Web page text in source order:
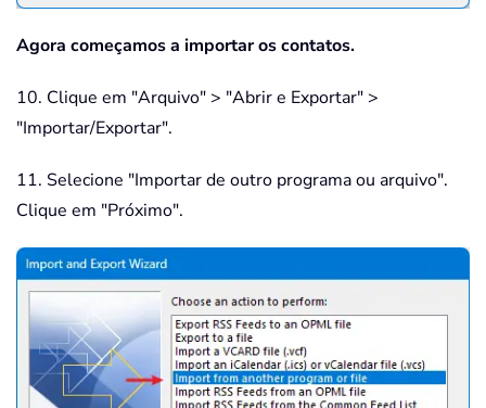
Agora começamos a importar os contatos.
10. Clique em "Arquivo" > "Abrir e Exportar" >
"Importar/Exportar".
11. Selecione "Importar de outro programa ou arquivo".
Clique em "Próximo".